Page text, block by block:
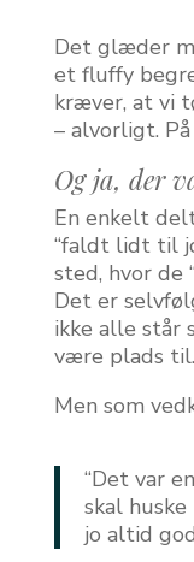
Det glæder
et fluffy
kræver, at vi
– alvorligt.
Og ja, der
En enkelt
“faldt lidt til
sted, hvor de
Det er
ikke alle står
være plads til.
Men som
“Det var
skal
jo altid